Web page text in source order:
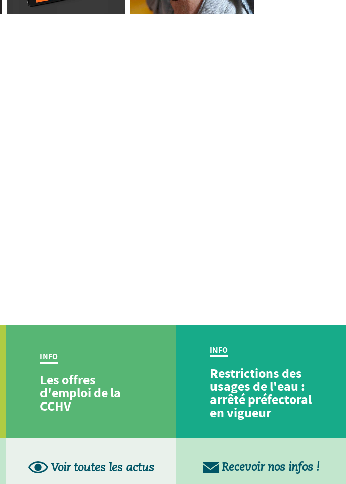
INFO
Les offres
d'emploi de la
CCHV
INFO
Restrictions des
usages de l'eau :
arrêté préfectoral
en vigueur
Voir toutes les actus Recevoir nos infos !